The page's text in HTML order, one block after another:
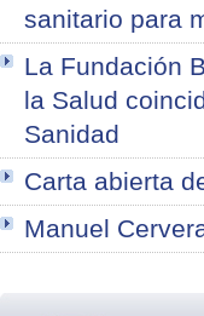
sanitario para
La Fundación
la Salud
Sanidad
Carta abierta
Manuel